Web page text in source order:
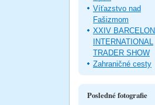
Víťazstvo nad
Fašizmom
XXIV
INTERNATIONAL
TRADER SHOW
Zahraničné cesty
Posledné fotografie